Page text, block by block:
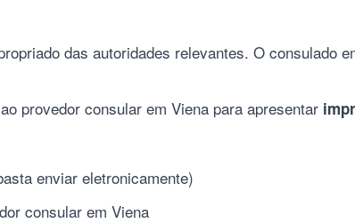
das autoridades relevantes. O consulado
ao provedor consular em Viena para apresentar
enviar eletronicamente)
consular em Viena